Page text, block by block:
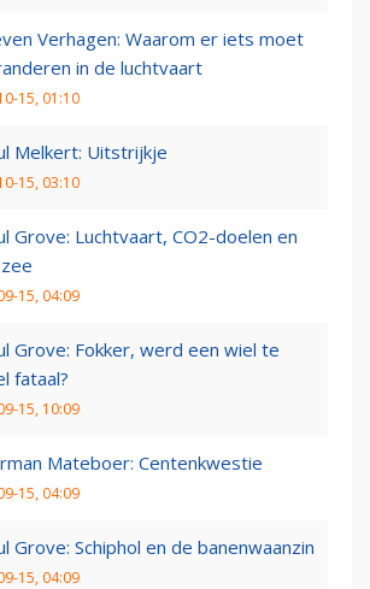
Verhagen: Waarom er iets moet
in de luchtvaart
15, 01:10
Melkert: Uitstrijkje
15, 03:10
Grove: Luchtvaart, CO2-doelen en
15, 04:09
Grove: Fokker, werd een wiel te
fataal?
15, 10:09
Mateboer: Centenkwestie
15, 04:09
Grove: Schiphol en de banenwaanzin
15, 04:09